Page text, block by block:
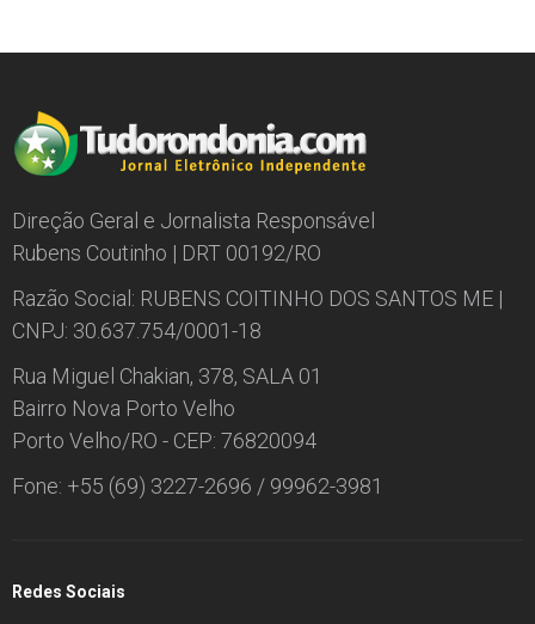
Direção Geral e Jornalista Responsável
Rubens Coutinho | DRT 00192/RO
Razão Social: RUBENS COITINHO DOS SANTOS ME |
CNPJ: 30.637.754/0001-18
Rua Miguel Chakian, 378, SALA 01
Bairro Nova Porto Velho
Porto Velho/RO - CEP: 76820094
Fone: +55 (69) 3227-2696 / 99962-3981
Redes Sociais